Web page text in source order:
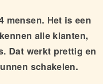
mensen. Het is een
alle klanten,
Dat werkt prettig en
schakelen.